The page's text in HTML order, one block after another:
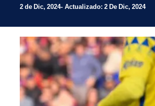
2 de Dic, 2024 Actualizado: 2 De Dic, 2024